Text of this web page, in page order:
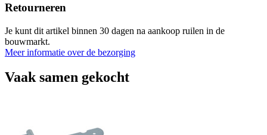
Retourneren
Je kunt dit artikel binnen 30 dagen na aankoop ruilen in de
bouwmarkt.
Meer informatie over de bezorging
Vaak samen gekocht